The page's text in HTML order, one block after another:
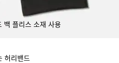
플리스 소재 사용
허리밴드